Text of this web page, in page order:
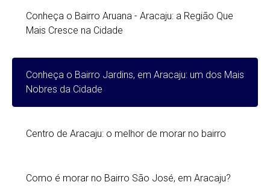
Conheça o Bairro Aruana - Aracaju: a Região Que
Mais Cresce na Cidade
Conheça o Bairro Jardins, em Aracaju: um dos Mais
Nobres da Cidade
Centro de Aracaju: o melhor de morar no bairro
Como é morar no Bairro São José, em Aracaju?